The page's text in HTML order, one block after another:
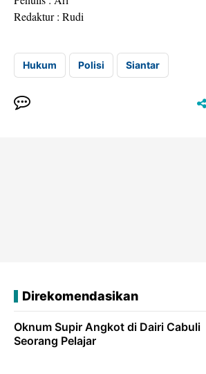
Redaktur : Rudi
Hukum Polisi Siantar
Direkomendasikan
Oknum Supir Angkot di Dairi Cabuli
Seorang Pelajar